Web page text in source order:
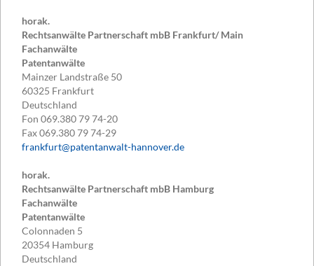
horak.
Rechtsanwälte Partnerschaft mbB Frankfurt/ Main
Fachanwälte
Patentanwälte
Mainzer Landstraße 50
60325 Frankfurt
Deutschland
Fon 069.380 79 74-20
Fax069.380 79 74-29
frankfurt@patentanwalt-hannover.de
horak.
Rechtsanwälte Partnerschaft mbB Hamburg
Fachanwälte
Patentanwälte
Colonnaden 5
20354 Hamburg
Deutschland